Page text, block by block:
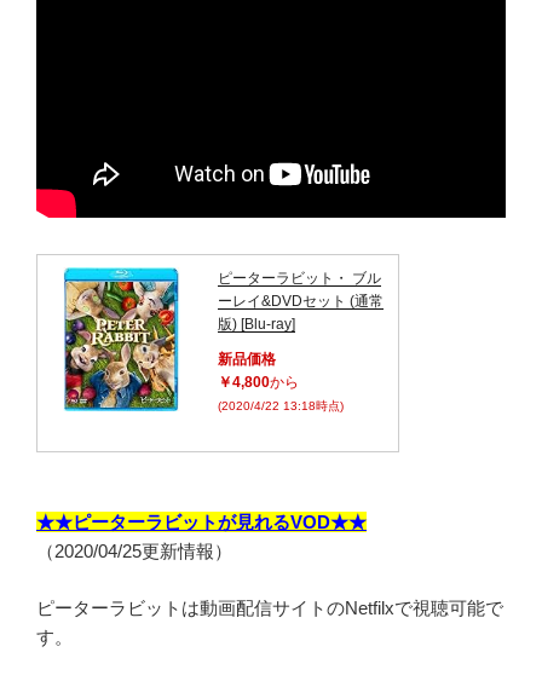
ピーターラビット・ ブル
ーレイ&DVDセット (通常
版) [Blu-ray]
新品価格
￥4,800から
(2020/4/22 13:18時点)
★★ピーターラビットが見れるVOD★★
（2020/04/25更新情報）
ピーターラビットは動画配信サイトのNetfilxで視聴可能で
す。